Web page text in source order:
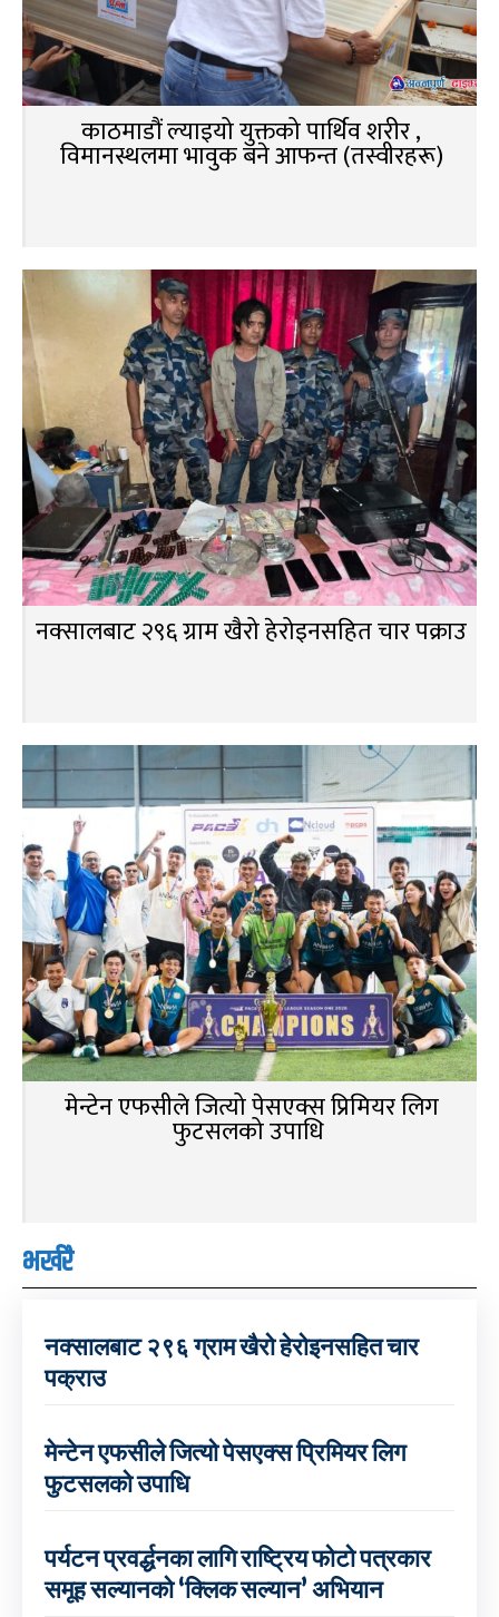
काठमाडौं ल्याइयो युक्तको पार्थिव शरीर ,
विमानस्थलमा भावुक बने आफन्त (तस्वीरहरू)
नक्सालबाट २९६ ग्राम खैरो हेरोइनसहित चार पक्राउ
मेन्टेन एफसीले जित्यो पेसएक्स प्रिमियर लिग
फुटसलको उपाधि
भर्खरै
नक्सालबाट २९६ ग्राम खैरो हेरोइनसहित चार
पक्राउ
मेन्टेन एफसीले जित्यो पेसएक्स प्रिमियर लिग
फुटसलको उपाधि
पर्यटन प्रवर्द्धनका लागि राष्ट्रिय फोटो पत्रकार
समूह सल्यानको ‘क्लिक सल्यान’ अभियान